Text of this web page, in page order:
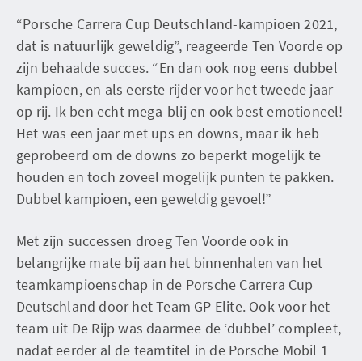
“Porsche Carrera Cup Deutschland-kampioen 2021,
dat is natuurlijk geweldig”, reageerde Ten Voorde op
zijn behaalde succes. “En dan ook nog eens dubbel
kampioen, en als eerste rijder voor het tweede jaar
op rij. Ik ben echt mega-blij en ook best emotioneel!
Het was een jaar met ups en downs, maar ik heb
geprobeerd om de downs zo beperkt mogelijk te
houden en toch zoveel mogelijk punten te pakken.
Dubbel kampioen, een geweldig gevoel!”
Met zijn successen droeg Ten Voorde ook in
belangrijke mate bij aan het binnenhalen van het
teamkampioenschap in de Porsche Carrera Cup
Deutschland door het Team GP Elite. Ook voor het
team uit De Rijp was daarmee de ‘dubbel’ compleet,
nadat eerder al de teamtitel in de Porsche Mobil 1